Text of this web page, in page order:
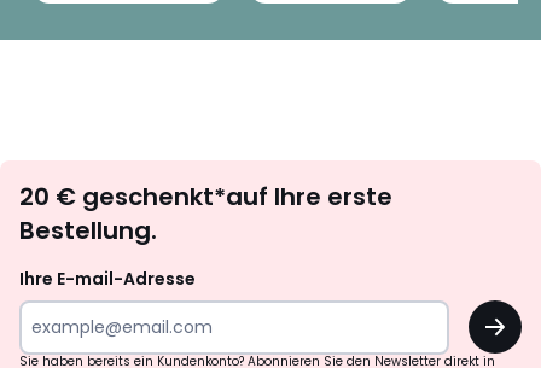
abonnieren
20 € geschenkt*auf Ihre erste
Bestellung.
Ihre E-mail-Adresse
OK
Sie haben bereits ein Kundenkonto? Abonnieren Sie den Newsletter direkt in